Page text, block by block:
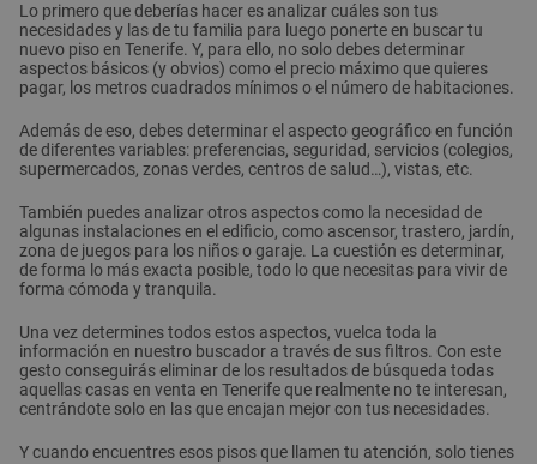
Lo primero que deberías hacer es analizar cuáles son tus
necesidades y las de tu familia para luego ponerte en buscar tu
nuevo piso en Tenerife. Y, para ello, no solo debes determinar
aspectos básicos (y obvios) como el precio máximo que quieres
pagar, los metros cuadrados mínimos o el número de habitaciones.
Además de eso, debes determinar el aspecto geográfico en función
de diferentes variables: preferencias, seguridad, servicios (colegios,
supermercados, zonas verdes, centros de salud…), vistas, etc.
También puedes analizar otros aspectos como la necesidad de
algunas instalaciones en el edificio, como ascensor, trastero, jardín,
zona de juegos para los niños o garaje. La cuestión es determinar,
de forma lo más exacta posible, todo lo que necesitas para vivir de
forma cómoda y tranquila.
Una vez determines todos estos aspectos, vuelca toda la
información en nuestro buscador a través de sus filtros. Con este
gesto conseguirás eliminar de los resultados de búsqueda todas
aquellas casas en venta en Tenerife que realmente no te interesan,
centrándote solo en las que encajan mejor con tus necesidades.
Y cuando encuentres esos pisos que llamen tu atención, solo tienes